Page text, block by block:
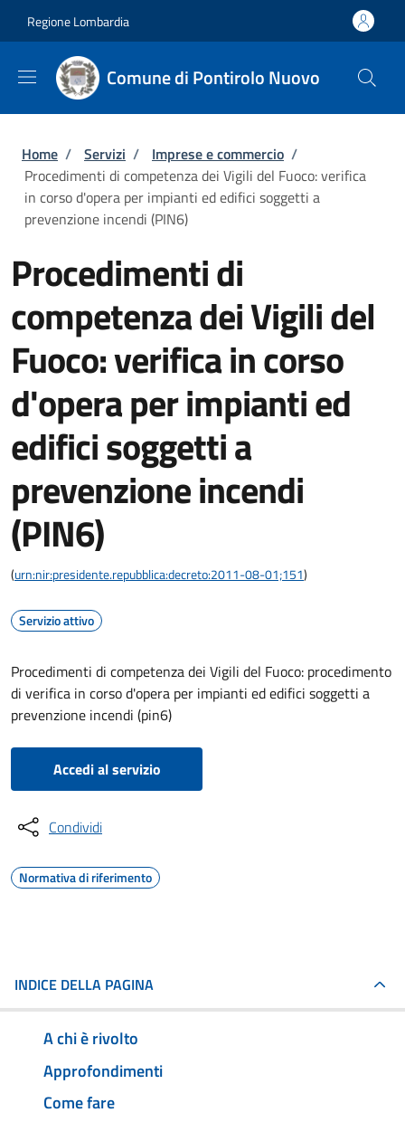
Regione Lombardia
Comune di Pontirolo Nuovo
Briciole di pane
Home / Servizi / Imprese e commercio /
Procedimenti di competenza dei Vigili del Fuoco: verifica
in corso d'opera per impianti ed edifici soggetti a
prevenzione incendi (PIN6)
Procedimenti di
competenza dei Vigili del
Fuoco: verifica in corso
d'opera per impianti ed
edifici soggetti a
prevenzione incendi
(PIN6)
(urn:nir:presidente.repubblica:decreto:2011-08-01;151)
Servizio attivo
Procedimenti di competenza dei Vigili del Fuoco: procedimento
di verifica in corso d'opera per impianti ed edifici soggetti a
prevenzione incendi (pin6)
Accedi al servizio
Condividi
Normativa di riferimento
INDICE DELLA PAGINA
A chi è rivolto
Approfondimenti
Come fare